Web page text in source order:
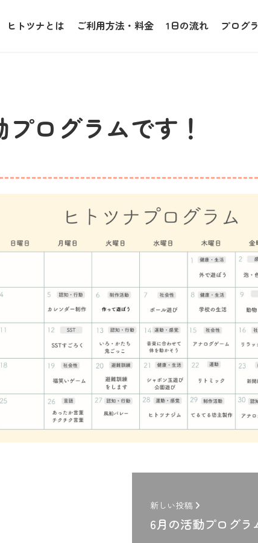
ヒトツナとは ご利用方法・料金 1日の流れ プログ
ログラムです！
新しい投稿
6月の活動プログラ